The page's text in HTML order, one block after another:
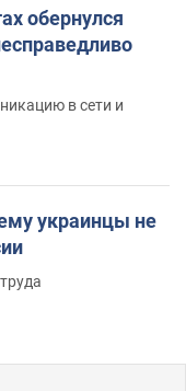
обернулся
в сети и
украинцы не